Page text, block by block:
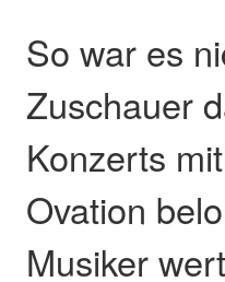
So war es
Zuschauer
Konzerts
Ovation
Musiker